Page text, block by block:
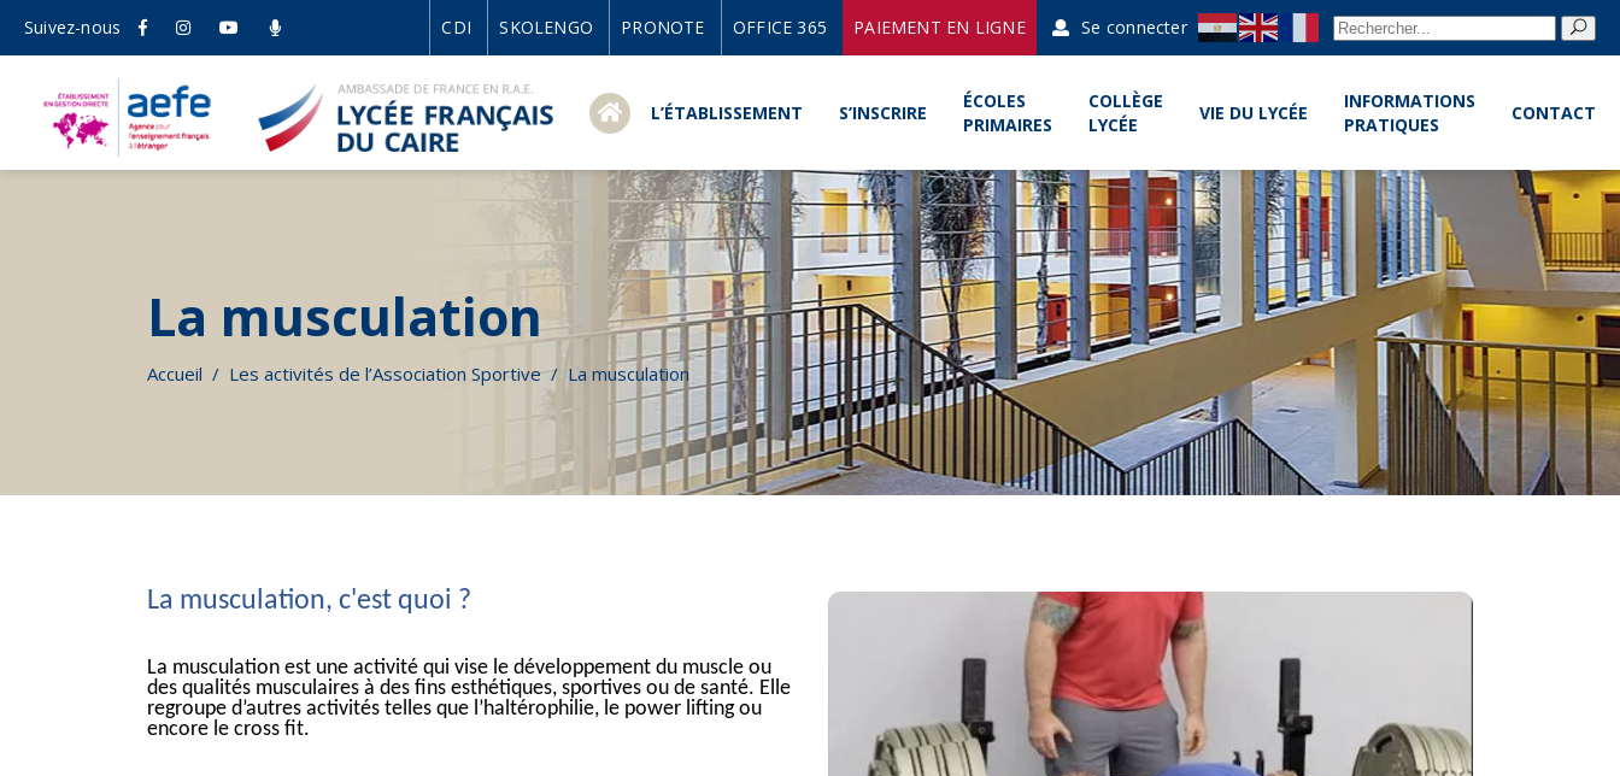
Suivez-nous CDI SKOLENGO PRONOTE OFFICE 365 PAIEMENT EN LIGNE Se connecter
L’ÉTABLISSEMENT S’INSCRIRE
ÉCOLES
PRIMAIRES
COLLÈGE
LYCÉE
VIE DU LYCÉE
INFORMATIONS
PRATIQUES
CONTACT
La musculation
Accueil / Les activités de l’Association Sportive/La musculation
La musculation, c'est quoi ?
La musculation est une activité qui vise le développement du muscle ou
des qualités musculaires à des fins esthétiques, sportives ou de santé. Elle
regroupe d’autres activités telles que l’haltérophilie, le power lifting ou
encore le cross fit.
Les records